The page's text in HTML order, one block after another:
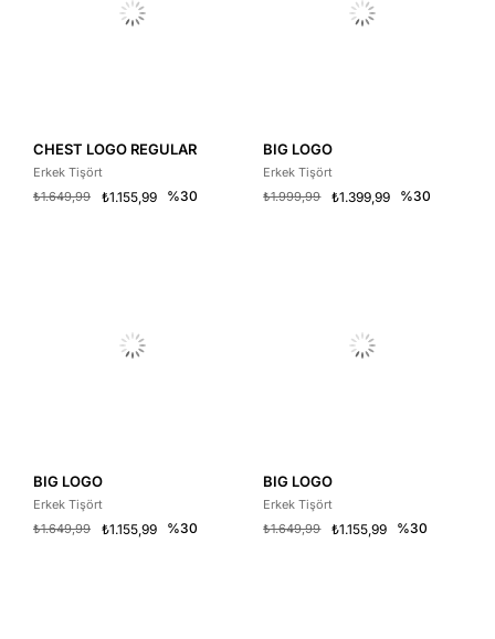
CHEST LOGO REGULAR
Erkek Tişört
₺1.155,99
₺1.649,99 %30
BIG LOGO
Erkek Tişört
₺1.399,99
₺1.999,99 %30
BIG LOGO
Erkek Tişört
₺1.155,99
₺1.649,99 %30
BIG LOGO
Erkek Tişört
₺1.155,99
₺1.649,99 %30